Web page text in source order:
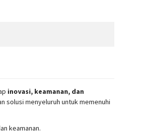
inovasi, keamanan, dan
solusi menyeluruh untuk memenuhi
keamanan.